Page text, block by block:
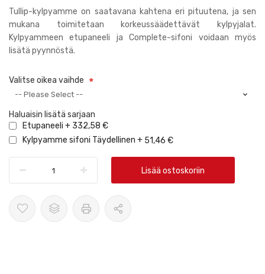
Tullip-kylpyamme on saatavana kahtena eri pituutena, ja sen
mukana toimitetaan korkeussäädettävät kylpyjalat.
Kylpyammeen etupaneeli ja Complete-sifoni voidaan myös
lisätä pyynnöstä.
Valitse oikea vaihde
Haluaisin lisätä sarjaan
Etupaneeli + 332,58 €
Kylpyamme sifoni Täydellinen + 51,46 €
Lisää ostoskoriin